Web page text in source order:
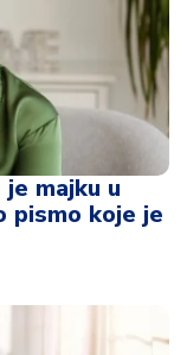
majku u
pismo koje je